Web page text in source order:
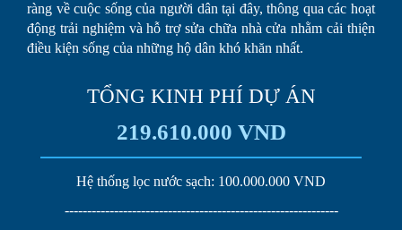
ràng về cuộc sống của người dân tại đây, thông qua các hoạt
động trải nghiệm và hỗ trợ sửa chữa nhà cửa nhằm cải thiện
điều kiện sống của những hộ dân khó khăn nhất.
TỔNG KINH PHÍ DỰ ÁN
219.610.000 VND
Hệ thống lọc nước sạch: 100.000.000 VND
-------------------------------------------------------------